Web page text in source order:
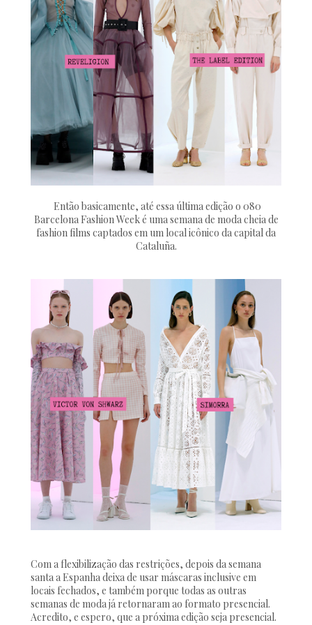
Então basicamente, até essa última edição o 080
Barcelona Fashion Week é uma semana de moda cheia de
fashion films captados em um local icônico da capital da
Cataluña.
Com a flexibilização das restrições, depois da semana
santa a Espanha deixa de usar máscaras inclusive em
locais fechados, e também porque todas as outras
semanas de moda já retornaram ao formato presencial.
Acredito, e espero, que a próxima edição seja presencial.